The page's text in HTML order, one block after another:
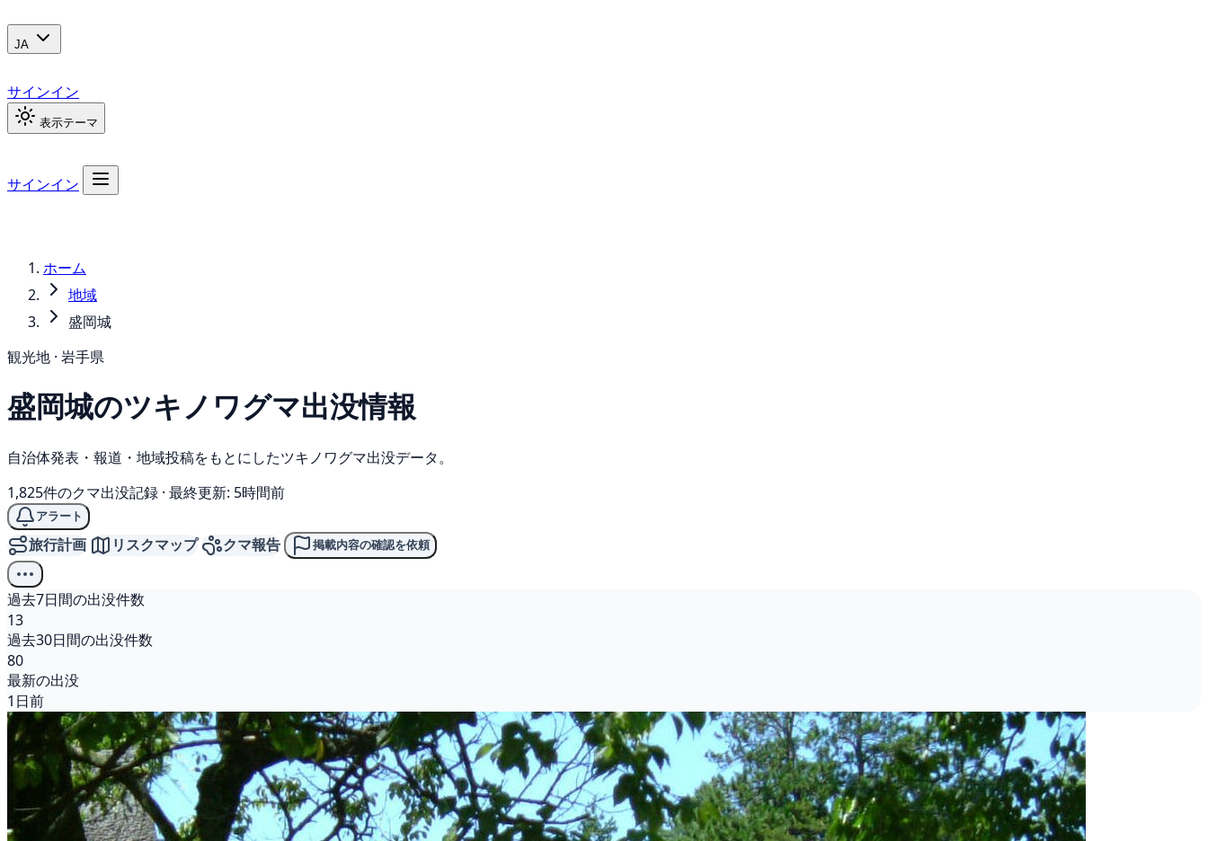
JA
サインイン
表示テーマ
サインイン
ホーム
地域
盛岡城
観光地 · 岩手県
盛岡城のツキノワグマ出没情報
自治体発表・報道・地域投稿をもとにしたツキノワグマ出没データ。
1,825件のクマ出没記録 · 最終更新: 5時間前
アラート
旅行計画 リスクマップ クマ報告 掲載内容の確認を依頼
過去7日間の出没件数
13
過去30日間の出没件数
80
最新の出没
1日前